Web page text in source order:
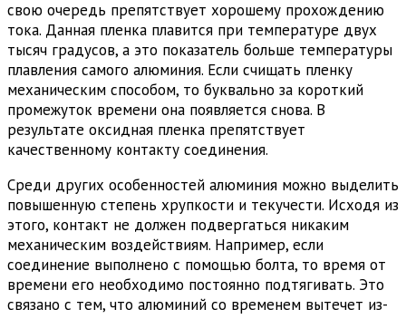
свою очередь препятствует хорошему прохождению
тока. Данная пленка плавится при температуре двух
тысяч градусов, а это показатель больше температуры
плавления самого алюминия. Если счищать пленку
механическим способом, то буквально за короткий
промежуток времени она появляется снова. В
результате оксидная пленка препятствует
качественному контакту соединения.
Среди других особенностей алюминия можно выделить
повышенную степень хрупкости и текучести. Исходя из
этого, контакт не должен подвергаться никаким
механическим воздействиям. Например, если
соединение выполнено с помощью болта, то время от
времени его необходимо постоянно подтягивать. Это
связано с тем, что алюминий со временем вытечет из-